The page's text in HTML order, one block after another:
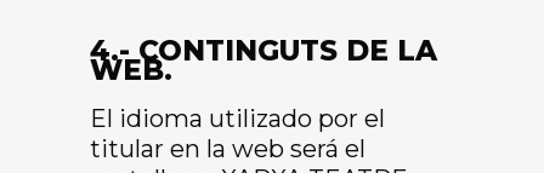
4.- CONTINGUTS DE LA
WEB.
El idioma utilizado por el
titular en la web será el